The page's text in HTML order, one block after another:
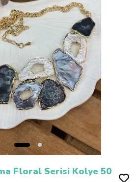
Floral Serisi Kolye 50